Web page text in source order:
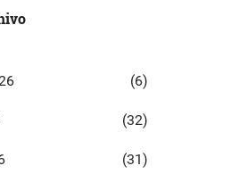
(6)
(32)
(31)